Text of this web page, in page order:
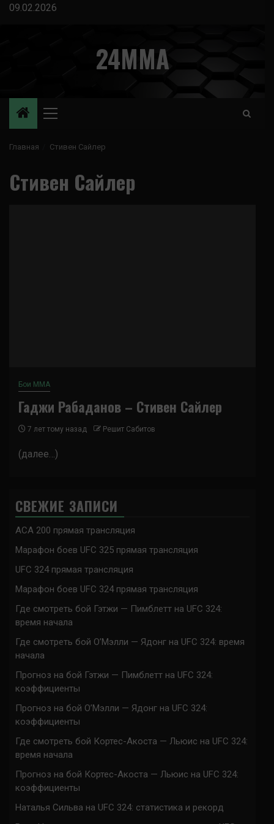
Перейти
09.02.2026
24MMA
Основное
Главная Стивен Сайлер
Стивен Сайлер
Бои ММА
Гаджи Рабаданов – Стивен Сайлер
7 лет тому назад Решит Сабитов
(далее…)
СВЕЖИЕ ЗАПИСИ
ACA 200 прямая трансляция
Марафон боев UFC 325 прямая трансляция
UFC 324 прямая трансляция
Марафон боев UFC 324 прямая трансляция
Где смотреть бой Гэтжи — Пимблетт на UFC 324:
время начала
Где смотреть бой О’Мэлли — Ядонг на UFC 324: время
начала
Прогноз на бой Гэтжи — Пимблетт на UFC 324:
коэффициенты
Прогноз на бой О’Мэлли — Ядонг на UFC 324:
коэффициенты
Где смотреть бой Кортес-Акоста — Льюис на UFC 324:
время начала
Прогноз на бой Кортес-Акоста — Льюис на UFC 324:
коэффициенты
Наталья Сильва на UFC 324: статистика и рекорд